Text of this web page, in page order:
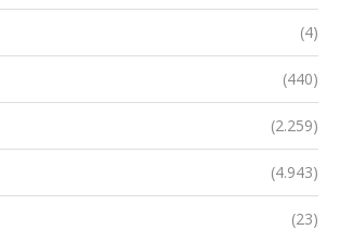
(4)
(440)
(2.259)
(4.943)
(23)